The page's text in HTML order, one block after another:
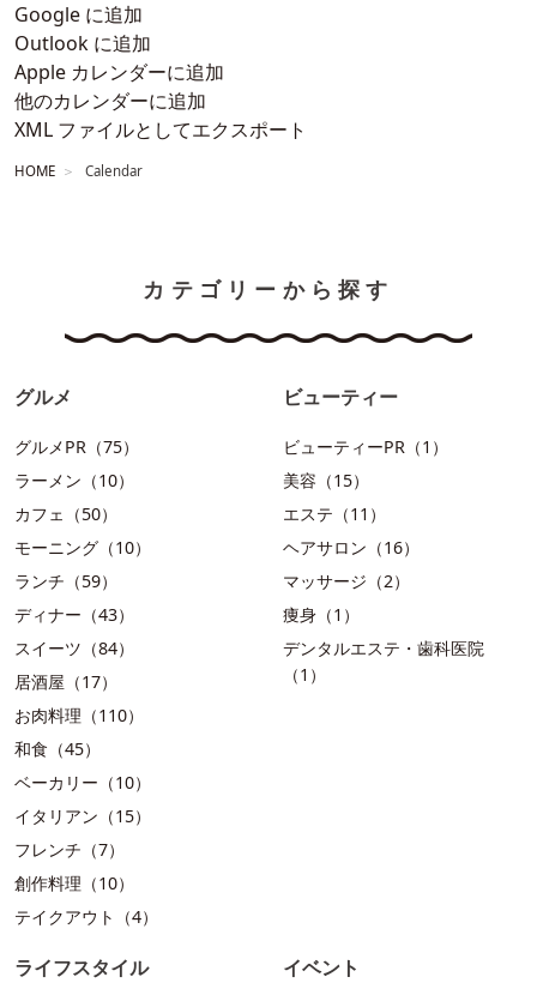
Google に追加
Outlook に追加
Apple カレンダーに追加
他のカレンダーに追加
XML ファイルとしてエクスポート
HOME Calendar
カテゴリーから探す
グルメ
グルメPR（75）
ラーメン（10）
カフェ（50）
モーニング（10）
ランチ（59）
ディナー（43）
スイーツ（84）
居酒屋（17）
お肉料理（110）
和食（45）
ベーカリー（10）
イタリアン（15）
フレンチ（7）
創作料理（10）
テイクアウト（4）
ビューティー
ビューティーPR（1）
美容（15）
エステ（11）
ヘアサロン（16）
マッサージ（2）
痩身（1）
デンタルエステ・歯科医院
（1）
ライフスタイル イベント